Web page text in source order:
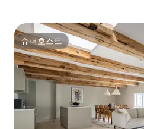
슈퍼호스트
슈퍼호스트